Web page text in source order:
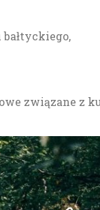
związane z